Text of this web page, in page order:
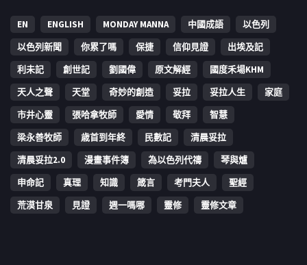
EN ENGLISH MONDAY MANNA 中國成語
以色列
以色列新聞
你累了嗎 保捷 信仰見證
出埃及記
利未記
創世記 劉國偉 原文解經
國度禾場KHM
天人之聲
天堂 奇妙的創造 妥拉 妥拉人生
家庭
市井心靈
張哈拿牧師 愛情 敬拜
智慧
梁永善牧師
歳首到年終 民數記
清晨妥拉
清晨妥拉2.0
漫畫事件簿 為以色列代禱
琴與爐
申命記
真理 知識 箴言 考門夫人
聖經
荒漠甘泉
見證 週一嗎哪 靈修 靈修文章